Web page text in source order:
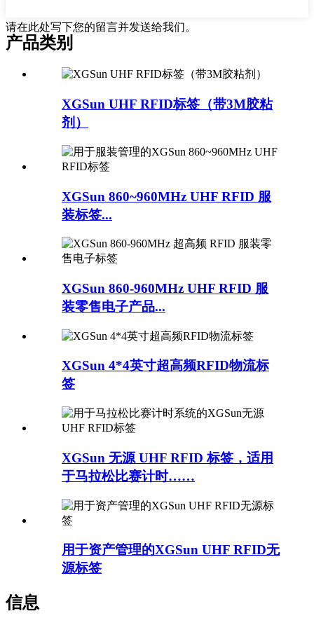
请在此处写下您的留言并发送给我们。
产品类别
XGSun UHF RFID标签（带3M胶粘
剂）
XGSun 860~960MHz UHF RFID 服
装标签...
XGSun 860-960MHz UHF RFID 服
装零售电子产品...
XGSun 4*4英寸超高频RFID物流标
签
XGSun 无源 UHF RFID 标签，适用
于马拉松比赛计时……
用于资产管理的XGSun UHF RFID无
源标签
信息